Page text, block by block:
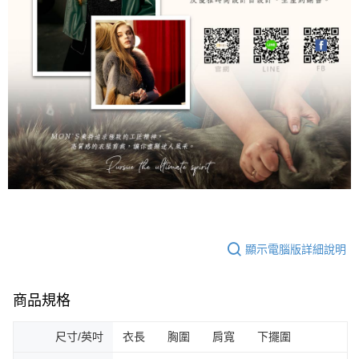
顯示電腦版詳細說明
商品規格
尺寸/英吋 衣長 胸圍 肩寬 下擺圍